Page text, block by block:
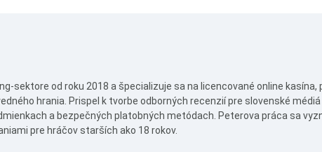
od roku 2018 a špecializuje sa na licencované online kasína,
hrania. Prispel k tvorbe odborných recenzií pre slovenské
a bezpečných platobných metódach. Peterova práca sa
pre hráčov starších ako 18 rokov.